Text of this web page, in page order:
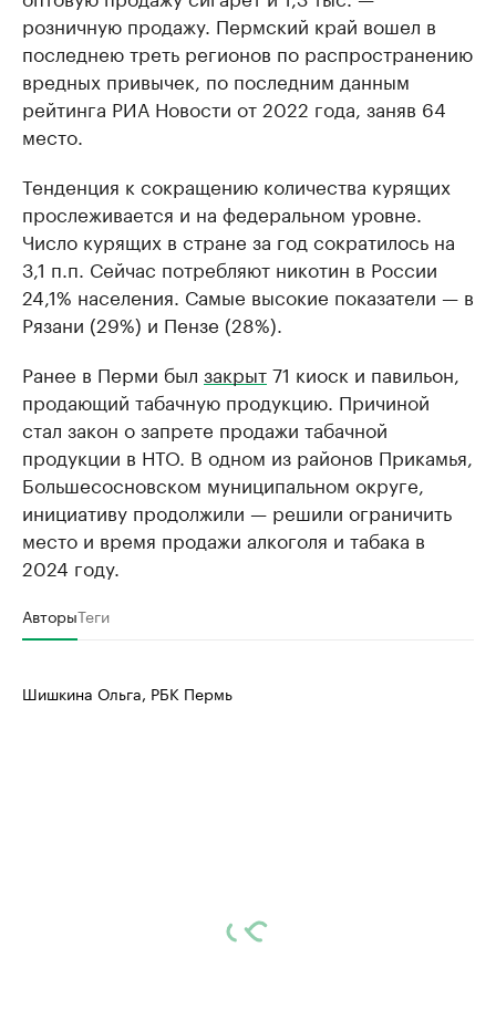
розничную продажу. Пермский край вошел в
последнею треть регионов по распространению
вредных привычек, по последним данным
рейтинга РИА Новости от 2022 года, заняв 64
место.
Тенденция к сокращению количества курящих
прослеживается и на федеральном уровне.
Число курящих в стране за год сократилось на
3,1 п.п. Сейчас потребляют никотин в России
24,1% населения. Самые высокие показатели — в
Рязани (29%) и Пензе (28%).
Ранее в Перми был закрыт71 киоск и павильон,
продающий табачную продукцию. Причиной
стал закон о запрете продажи табачной
продукции в НТО. В одном из районов Прикамья,
Большесосновском муниципальном округе,
инициативу продолжили — решили ограничить
место и время продажи алкоголя и табака в
2024 году.
АвторыТеги
Шишкина Ольга, РБК Пермь